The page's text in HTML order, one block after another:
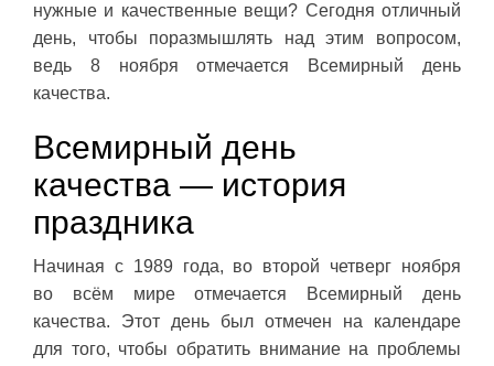
нужные и качественные вещи? Сегодня отличный
день, чтобы поразмышлять над этим вопросом,
ведь 8 ноября отмечается Всемирный день
качества.
Всемирный день
качества — история
праздника
Начиная с 1989 года, во второй четверг ноября
во всём мире отмечается Всемирный день
качества. Этот день был отмечен на календаре
для того, чтобы обратить внимание на проблемы